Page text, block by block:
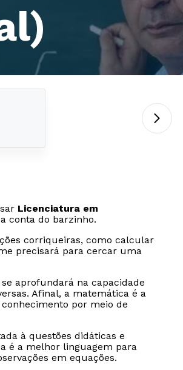
Licenciatura em
conta do barzinho.
corriqueiras, como calcular
precisará para cercar uma
aprofundará na capacidade
Afinal, a matemática é a
por meio de
à questões didáticas e
é a melhor linguagem para
em equações.